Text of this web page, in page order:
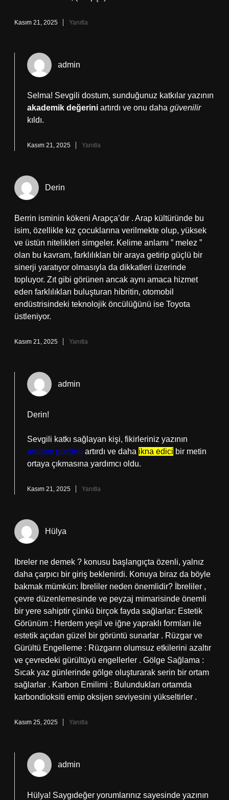
Kasım 21, 2025 Yanıtla
admin
Selma! Sevgili dostum, sunduğunuz katkılar yazının
akademik değerini artırdı ve onu daha güvenilir
kıldı.
Kasım 21, 2025 Yanıtla
Derin
Berrin isminin kökeni Arapça’dır . Arap kültüründe bu
isim, özellikle kız çocuklarına verilmekte olup, yüksek
ve üstün nitelikleri simgeler. Kelime anlamı ” melez ”
olan bu kavram, farklılıkları bir araya getirip güçlü bir
sinerji yaratıyor olmasıyla da dikkatleri üzerinde
topluyor. Zıt gibi görünen ancak aynı amaca hizmet
eden farklılıkları buluşturan hibritin, otomobil
endüstrisindeki teknolojik öncülüğünü ise Toyota
üstleniyor.
Kasım 21, 2025 Yanıtla
admin
Derin!
Sevgili katkı sağlayan kişi, fikirleriniz yazının
anlatım gücünü artırdı ve daha ikna edici bir metin
ortaya çıkmasına yardımcı oldu.
Kasım 21, 2025 Yanıtla
Hülya
Ibreler ne demek ? konusu başlangıçta özenli, yalnız
daha çarpıcı bir giriş beklenirdi. Konuya biraz da böyle
bakmak mümkün: İbreliler neden önemlidir? İbreliler ,
çevre düzenlemesinde ve peyzaj mimarisinde önemli
bir yere sahiptir çünkü birçok fayda sağlarlar: Estetik
Görünüm : Herdem yeşil ve iğne yapraklı formları ile
estetik açıdan güzel bir görüntü sunarlar . Rüzgar ve
Gürültü Engelleme : Rüzgarın olumsuz etkilerini azaltır
ve çevredeki gürültüyü engellerler . Gölge Sağlama :
Sıcak yaz günlerinde gölge oluşturarak serin bir ortam
sağlarlar . Karbon Emilimi : Bulundukları ortamda
karbondioksiti emip oksijen seviyesini yükseltirler .
Kasım 25, 2025 Yanıtla
admin
Hülya! Saygıdeğer yorumlarınız sayesinde yazının